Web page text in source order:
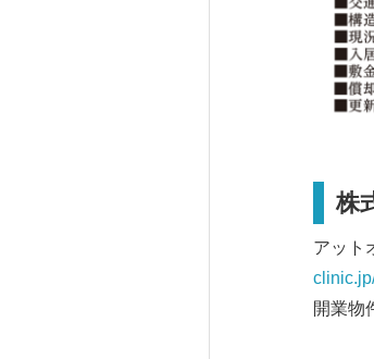
株
アット
開業物